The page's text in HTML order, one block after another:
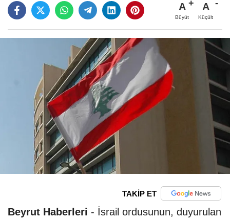
A
Büyüt
A
Küçült
TAKİP ET
Beyrut Haberleri - İsrail ordusunun, duyurulan